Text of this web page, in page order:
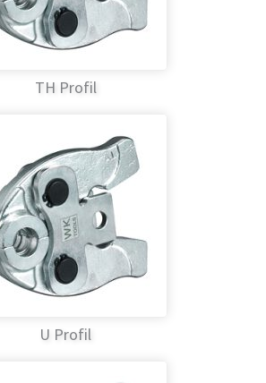
TH Profil
U Profil